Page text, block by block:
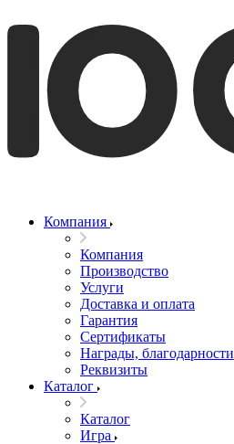
Компания
Компания
Производство
Услуги
Доставка и оплата
Гарантия
Сертификаты
Награды, благодарности
Реквизиты
Каталог
Каталог
Игра